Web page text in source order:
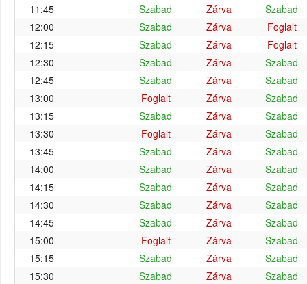
11:45
Szabad Zárva
Szabad
12:00
Szabad Zárva
Foglalt
12:15
Szabad Zárva
Foglalt
12:30
Szabad Zárva
Szabad
12:45
Szabad Zárva
Szabad
13:00
Foglalt Zárva
Szabad
13:15
Szabad Zárva
Szabad
13:30
Foglalt Zárva
Szabad
13:45
Szabad Zárva
Szabad
14:00
Szabad Zárva
Szabad
14:15
Szabad Zárva
Szabad
14:30
Szabad Zárva
Szabad
14:45
Szabad Zárva
Szabad
15:00
Foglalt Zárva
Szabad
15:15
Szabad Zárva
Szabad
15:30
Szabad Zárva
Szabad